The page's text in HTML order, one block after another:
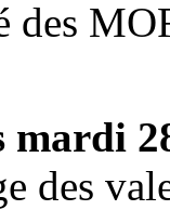
mardi
des